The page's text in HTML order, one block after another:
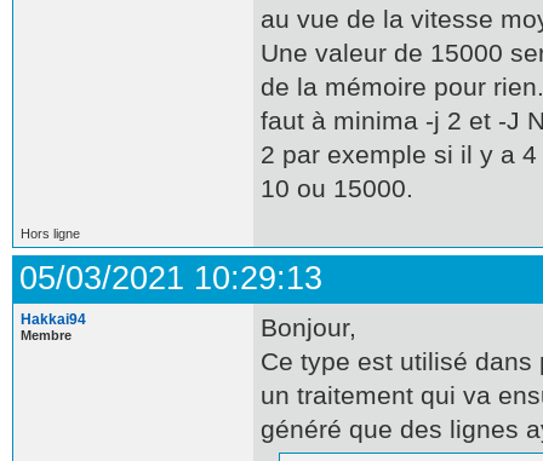
au vue de la vitesse
Une valeur de 15000
de la mémoire pour
faut à minima -j 2 et -J
2 par exemple si il y a
10 ou 15000.
Hors ligne
05/03/2021 10:29:13
Hakkai94
Membre
Bonjour,
Ce type est utilisé
un traitement qui va
généré que des lignes